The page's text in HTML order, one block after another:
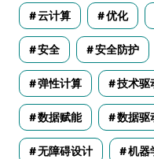
云计算 优化
安全 安全防护
弹性计算 技术驱
数据赋能 数据驱
无障碍设计 机器